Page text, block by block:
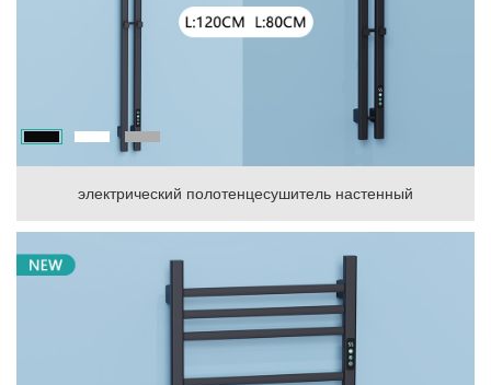
электрический полотенцесушитель настенный